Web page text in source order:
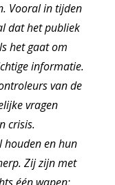
Vooral in tijden
dat het publiek
het gaat om
informatie.
van de
vragen
crisis.
houden en hun
Zij zijn met